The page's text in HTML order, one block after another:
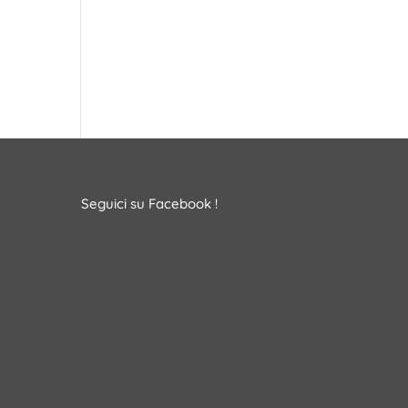
Seguici su Facebook !